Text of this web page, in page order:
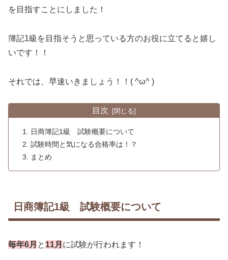
を目指すことにしました！
簿記1級を目指そうと思っている方のお役に立てると嬉し
いです！！
それでは、早速いきましょう！！( ^ω^ )
目次
日商簿記1級 試験概要について
試験時間と気になる合格率は！？
まとめ
日商簿記1級 試験概要について
毎年6月 と 11月 に試験が行われます！